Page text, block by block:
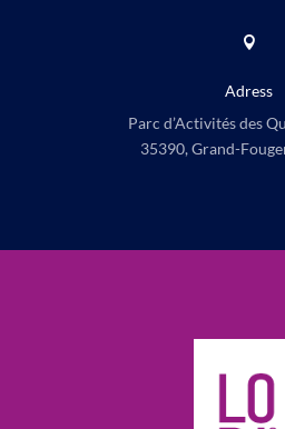

Adress
Parc d’Activités des
35390, Grand-